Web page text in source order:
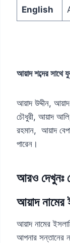
English
আয়াদ শব্দের
আয়াদ উদ্দীন,
চৌধুরী, আয়াদ
রহমান, আয়াদ
পারেন।
আরও দেখুনঃ
আয়াদ নামের
আয়াদ নামের
আপনার সন্তানের